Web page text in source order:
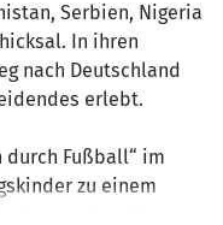
Serbien, Nigeria
In ihren
nach Deutschland
erlebt.
Fußball“ im
zu einem